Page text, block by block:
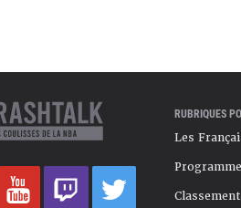
RUBRIQUES
Les